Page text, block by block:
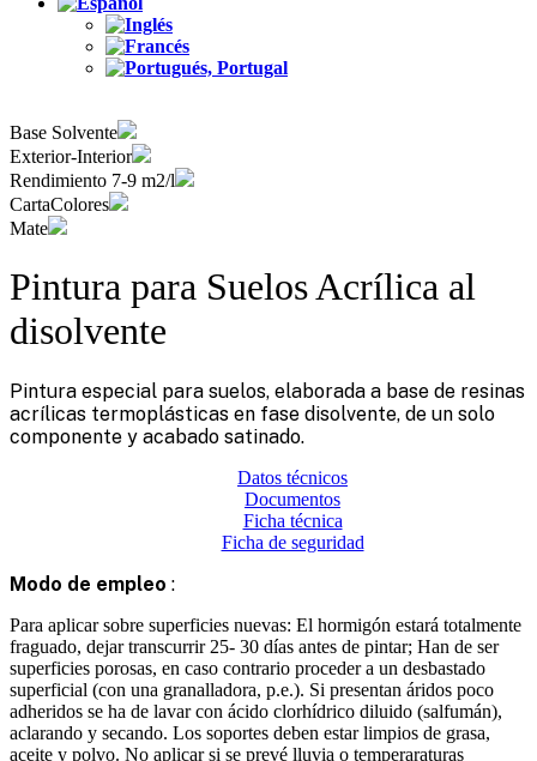
Base Solvente
Exterior-Interior
Rendimiento 7-9 m2/l
CartaColores
Mate
Pintura para Suelos Acrílica al
disolvente
Pintura especial para suelos, elaborada a base de resinas
acrílicas termoplásticas en fase disolvente, de un solo
componente y acabado satinado.
Datos técnicos
Documentos
Ficha técnica
Ficha de seguridad
Modo de empleo :
Para aplicar sobre superficies nuevas: El hormigón estará totalmente
fraguado, dejar transcurrir 25- 30 días antes de pintar; Han de ser
superficies porosas, en caso contrario proceder a un desbastado
superficial (con una granalladora, p.e.). Si presentan áridos poco
adheridos se ha de lavar con ácido clorhídrico diluido (salfumán),
aclarando y secando. Los soportes deben estar limpios de grasa,
aceite y polvo. No aplicar si se prevé lluvia o temperaraturas